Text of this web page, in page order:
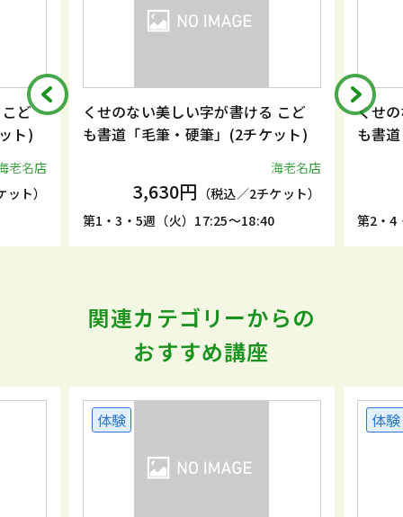
くせのない美しい字が書ける こど
も書道「毛筆・硬筆」(2チケット)
3,630円（税込／2チケット）
第1・3・5週（火）17:25～18:40
くせのない美
も書道「毛筆
第2・4・5週（
関連カテゴリーからの
おすすめ講座
体験 体験